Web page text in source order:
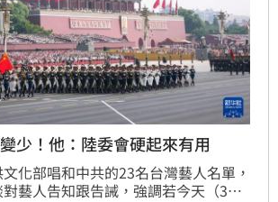
少！他：陸委會硬起來有用
化部唱和中共的23名台灣藝人名單，
藝人告知跟告誡，強調若今天（3